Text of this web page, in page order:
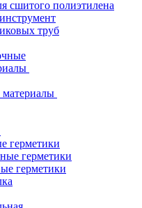
сшитого полиэтилена
труб
герметики
герметики
герметики